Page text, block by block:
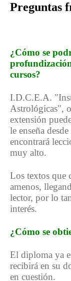
Preguntas
¿Cómo se
cursos?
I.D.C.E.A.
Astrológicas",
extensión
le enseña
encontrará
muy alto.
Los textos que
amenos,
lector, por lo
interés.
¿Cómo se
El diploma ya
recibirá en su
en cuestión.